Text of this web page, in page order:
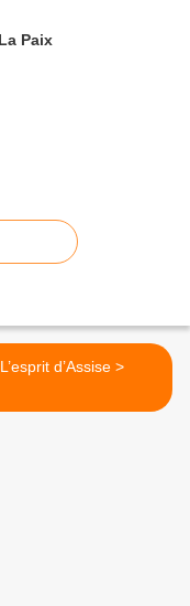
Paix
L’esprit d’Assise >